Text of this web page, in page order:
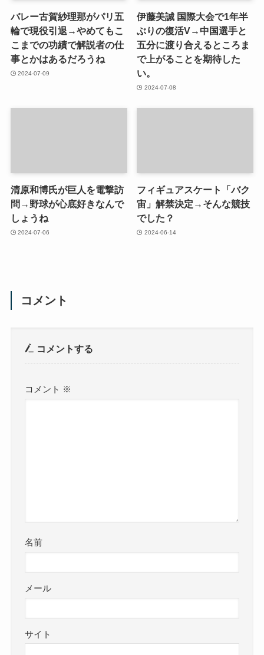
バレー古賀紗理那がパリ五
輪で現役引退→やめてもこ
こまでの功績で解説者の仕
事とかはあるだろうね
2024-07-09
伊藤美誠 国際大会で1年半
ぶりの復活V→中国選手と
五分に渡り合えるところま
で上がることを期待した
い。
2024-07-08
清原和博氏が巨人を電撃訪
問→野球が心底好きなんで
しょうね
2024-07-06
フィギュアスケート「バク
宙」解禁決定→そんな競技
でした？
2024-06-14
コメント
コメントする
コメント ※
名前
メール
サイト